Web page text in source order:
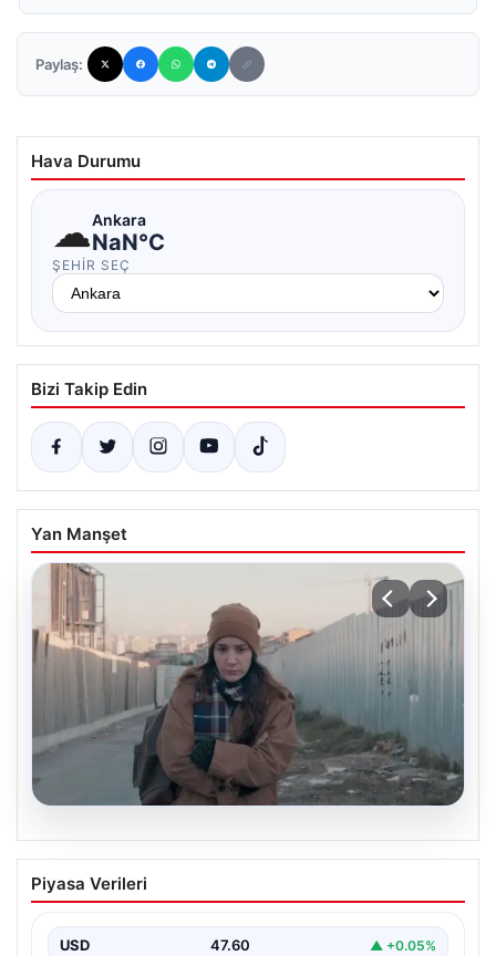
Paylaş:
Hava Durumu
☁Ankara
NaN°C
ŞEHIR SEÇ
Bizi Takip Edin
Yan Manşet
05.08.2026
Türk sinemasında farklı bir imza: Ceylan
Özgün Özçelik’in en iyi filmleri
Piyasa Verileri
USD 47.60 ▲ +0.05%